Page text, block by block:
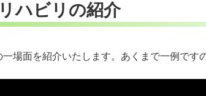
リハビリの紹介
場面を紹介いたします。あくまで一例です